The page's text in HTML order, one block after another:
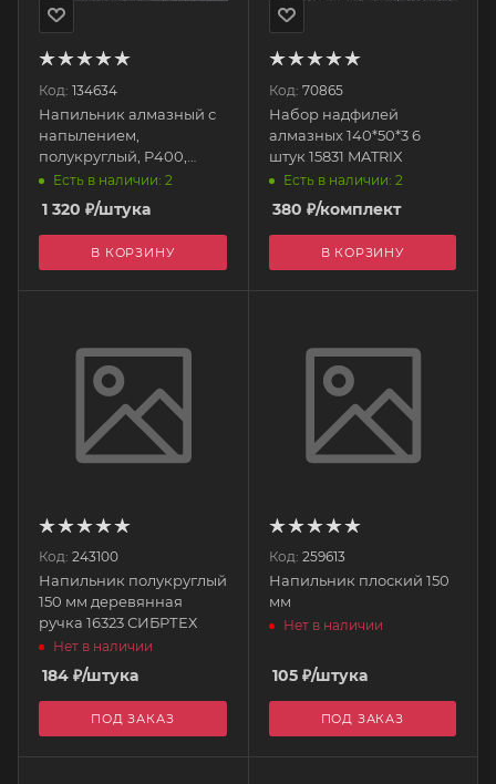
Код: 134634
Напильник алмазный с
напылением,
полукруглый, P400,
200мм 33392-200-400
Есть в наличии: 2
1 320 ₽/штука
В КОРЗИНУ
Код: 70865
Набор надфилей
алмазных 140*50*3 6
штук 15831 MATRIX
Есть в наличии: 2
380 ₽/комплект
В КОРЗИНУ
Код: 243100
Напильник полукруглый
150 мм деревянная
ручка 16323 СИБРТЕХ
Нет в наличии
184 ₽/штука
ПОД ЗАКАЗ
Код: 259613
Напильник плоский 150
мм
Нет в наличии
105₽/штука
ПОД ЗАКАЗ